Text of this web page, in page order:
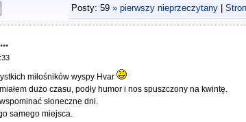
Posty: 59 » pierwszy nieprzeczytany|
miłośników wyspy Hvar
dużo czasu, podły humor i nos spuszczony na kwintę.
słoneczne dni.
samego miejsca.